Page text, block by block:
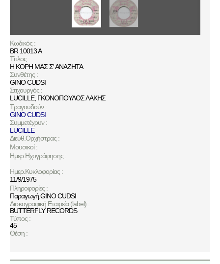
Κωδικός :
BR 10013 A
Τίτλος :
Η ΚΟΡΗ ΜΑΣ Σ' ΑΝΑΖΗΤΑ
Συνθέτης :
GINO CUDSI
Στιχουργός :
LUCILLE, ΓΚΟΝΟΠΟΥΛΟΣ ΛΑΚΗΣ
Τραγουδούν :
GINO CUDSI
Συμμετέχουν :
LUCILLE
Διεύθ.Ορχήστρας :
Μουσικοί :
Ημερ.Ηχογράφησης :
Ημερ.Κυκλοφορίας :
11/9/1975
Πληροφορίες :
Παραγωγή.GINO CUDSI
Δισκογραφική Εταιρεία (label) :
BUTTERFLY RECORDS
Τύπος :
45
Θέση :